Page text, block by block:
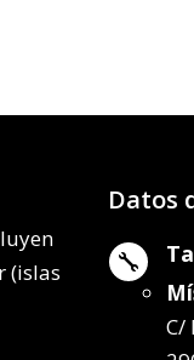
307,52€
(islas
Datos

C/